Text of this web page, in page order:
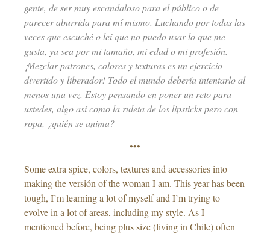
gente, de ser muy escandaloso para el público o de
parecer aburrida para mí mismo. Luchando por todas las
veces que escuché o leí que no puedo usar lo que me
gusta, ya sea por mi tamaño, mi edad o mi profesión.
¡Mezclar patrones, colores y texturas es un ejercicio
divertido y liberador! Todo el mundo debería intentarlo al
menos una vez. Estoy pensando en poner un reto para
ustedes, algo así como la ruleta de los lipsticks pero con
ropa, ¿quién se anima?
•••
Some extra spice, colors, textures and accessories into
making the versión of the woman I am. This year has been
tough, I’m learning a lot of myself and I’m trying to
evolve in a lot of areas, including my style. As I
mentioned before, being plus size (living in Chile) often